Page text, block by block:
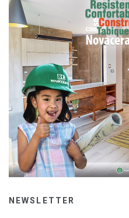
NEWSLETTER